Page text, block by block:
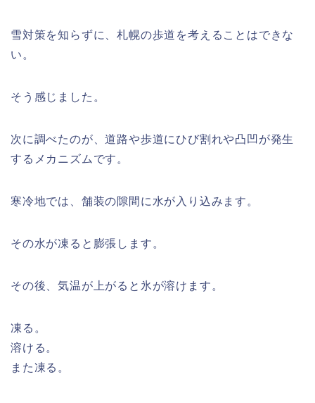
雪対策を知らずに、札幌の歩道を考えることはできな
い。
そう感じました。
次に調べたのが、道路や歩道にひび割れや凸凹が発生
するメカニズムです。
寒冷地では、舗装の隙間に水が入り込みます。
その水が凍ると膨張します。
その後、気温が上がると氷が溶けます。
凍る。
溶ける。
また凍る。